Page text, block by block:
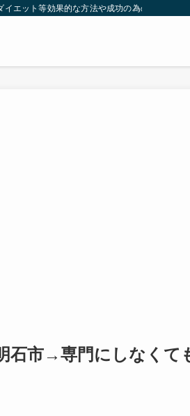
エット等効果的な方法や成功の為の秘訣等
市→専門にしなくて